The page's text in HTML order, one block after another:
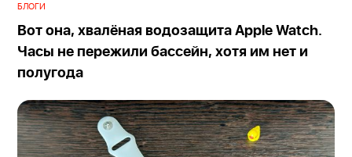
БЛОГИ
Вот она, хвалёная водозащита Apple Watch.
Часы не пережили бассейн, хотя им нет и
полугода